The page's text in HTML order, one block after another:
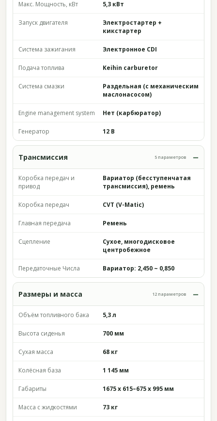
Макс. Мощность, кВт 5,3 кВт
Запуск двигателя
Электростартер +
кикстартер
Система зажигания Электронное CDI
Подача топлива Keihin carburetor
Система смазки
Раздельная (с механическим
маслонасосом)
Engine management system Нет (карбюратор)
Генератор 12 В
Трансмиссия 5 параметров
Коробка передач и
привод
Вариатор (бесступенчатая
трансмиссия), ремень
Коробка передач CVT (V-Matic)
Главная передача Ремень
Сцепление
Сухое, многодисковое
центробежное
Передаточные Числа Вариатор: 2,450 ~ 0,850
Размеры и масса 12 параметров
Объём топливного бака 5,3 л
Высота сиденья 700 мм
Сухая масса 68 кг
Колёсная база 1 145 мм
Габариты 1675 x 615–675 x 995 мм
Масса с жидкостями 73 кг